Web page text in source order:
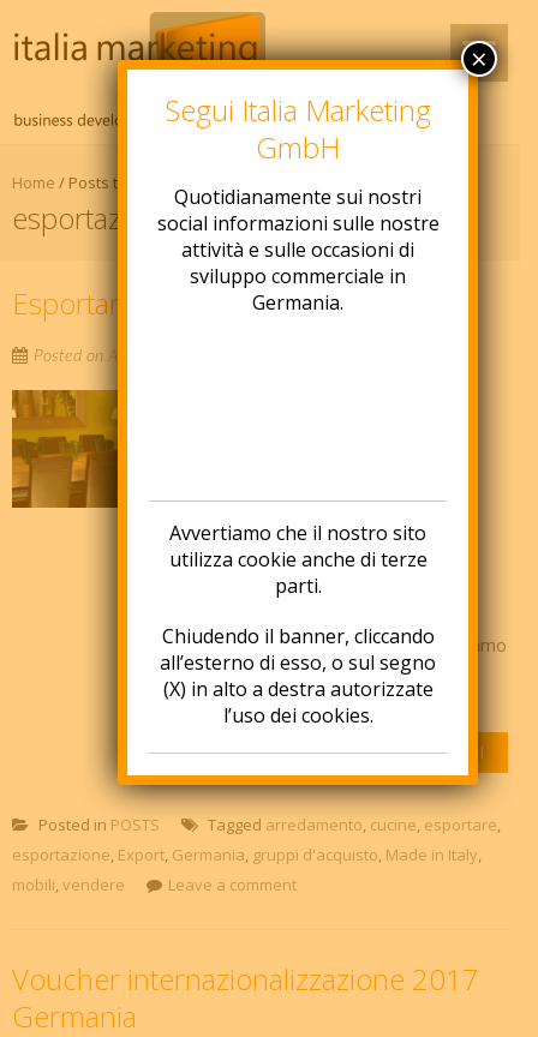
Home / Posts tagged "esportazione"
esportazione
Esportare mobili in Germania
Posted on Agosto 9, 2018
significa sicuramente approcciare un
mercato maturo con alti margini e
prospettive, ma anche con sfide da
saper raccogliere per strutturarsi
lavoro con alcuni dei nostri clienti siamo
costantemente confrontati con
elementi e spunti di riflessione...
APPROFONDISCI
Posted in POSTS Tagged arredamento, cucine, esportare,
esportazione, Export, Germania, gruppi d'acquisto, Made in Italy,
mobili, vendere Leave a comment
Voucher internazionalizzazione 2017
Germania
Segui Italia Marketing
GmbH
Quotidianamente sui nostri
social informazioni sulle nostre
attività e sulle occasioni di
sviluppo commerciale in
Germania.
Avvertiamo che il nostro sito
utilizza cookie anche di terze
parti.
Chiudendo il banner, cliccando
all’esterno di esso, o sul segno
(X) in alto a destra autorizzate
l’uso dei cookies.
×